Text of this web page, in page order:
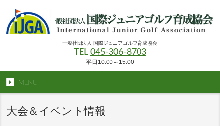
一般社団法人 国際ジュニアゴルフ育成協会
TEL 045-306-8703
平日10:00～15:00
MENU
大会＆イベント情報